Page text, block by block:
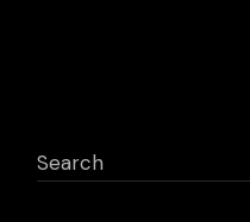
Search